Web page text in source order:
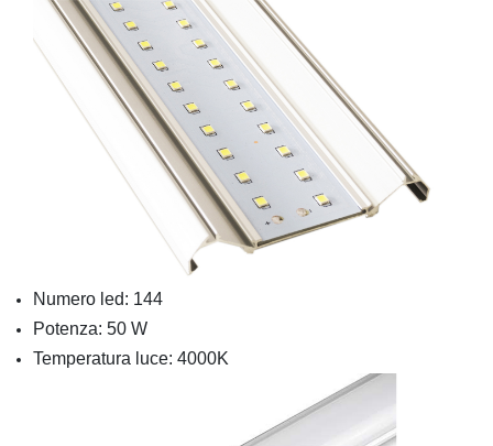
Numero led: 144
Potenza: 50 W
Temperatura luce: 4000K